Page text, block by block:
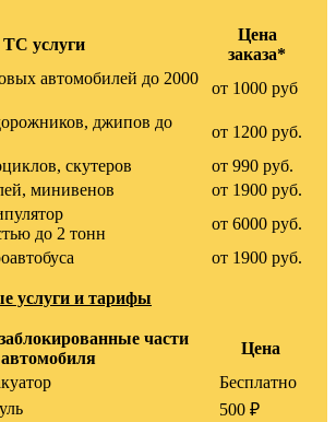
ТС услуги
Цена
заказа*
автомобилей до 2000
от 1000 руб
джипов до
от 1200 руб.
скутеров
от 990 руб.
минивенов
от 1900 руб.
до 2 тонн
от 6000 руб.
от 1900 руб.
услуги и тарифы
части
автомобиля
Цена
Бесплатно
500 ₽